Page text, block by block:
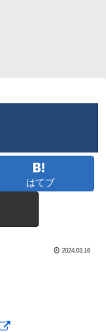
はてブ
2024.03.16